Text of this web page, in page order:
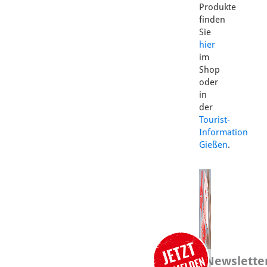
Produkte
finden
Sie
hier
im
Shop
oder
in
der
Tourist-
Information
Gießen.